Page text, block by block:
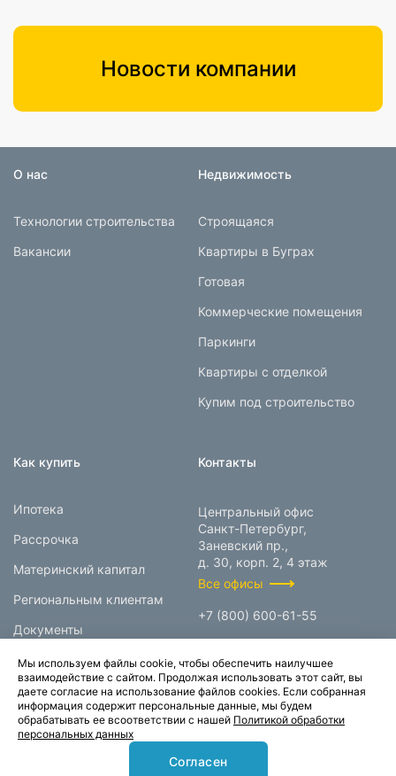
Новости компании
О нас
Технологии строительства
Вакансии
Недвижимость
Строящаяся
Квартиры в Буграх
Готовая
Коммерческие помещения
Паркинги
Квартиры с отделкой
Купим под строительство
Как купить
Ипотека
Рассрочка
Материнский капитал
Региональным клиентам
Документы
Контакты
Центральный офис
Санкт-Петербург,
Заневский пр.,
д. 30, корп. 2, 4 этаж
Все офисы
+7 (800) 600-61-55
© 1995-2026.
Группа компаний «Прок»
Политика конфиденциальности
Мы используем файлы cookie, чтобы обеспечить наилучшее
взаимодействие с сайтом. Продолжая использовать этот сайт, вы
даете согласие на использование файлов cookies. Если собранная
информация содержит персональные данные, мы будем
обрабатывать ее всоответствии с нашей Политикой обработки
персональных данных
Согласен